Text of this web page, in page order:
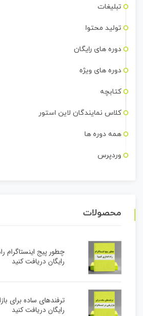
تبلیغات
تولید محتوا
دوره های رایگان
دوره های ویژه
کتابچه
کلاس نمایندگان لاین استور
همه دوره ها
وردپرس
محصولات
چطور پیج اینستاگرام
رایگان دریافت کنید
ترفندهای ساده برای
رایگان دریافت کنید